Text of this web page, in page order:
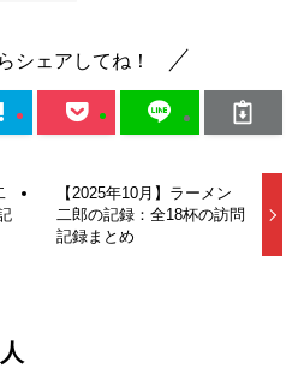
シェアしてね！
【2025年10月】ラーメン
二郎の記録：全18杯の訪問
記録まとめ